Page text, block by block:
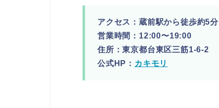
アクセス：蔵前駅から徒歩約5分
営業時間：12:00〜19:00
住所：東京都台東区三筋1-6-2
公式HP： カキモリ